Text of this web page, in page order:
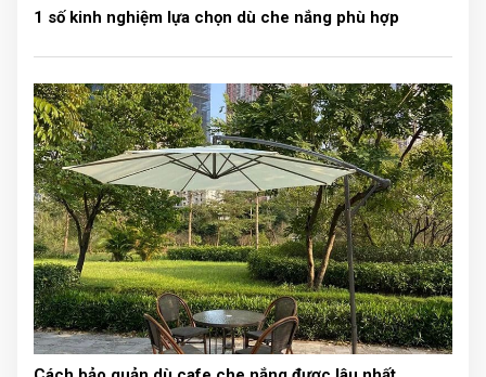
công trình của mình.
Rèm khi kéo ra, sẽ phân tách hai không gian riêng biệt.
Rèm khi xếp lại vô cùng gọn gàng phần vải rèm chỉ còn
khoảngtừ 5cm - 10cm.
Rèm phù hợp cho cả những không gian giới hạn về diện
tích, diện tích nhỏ. Không gian có thể dễ dàng phân chia
cho các mục đích sử dụng khác nhau.
1 số kinh nghiệm lựa chọn dù che nắng phù hợp